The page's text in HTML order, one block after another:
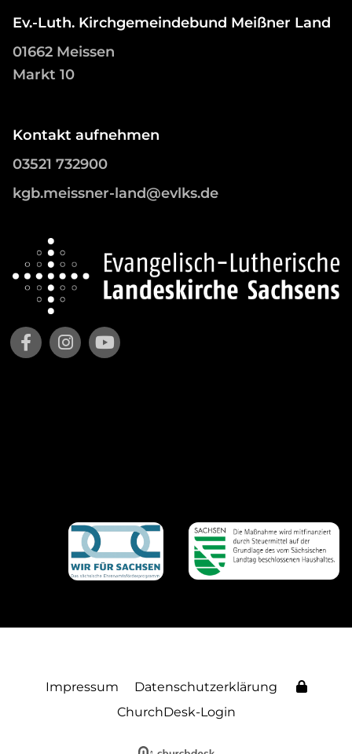
Ev.-Luth. Kirchgemeindebund Meißner Land
01662 Meissen
Markt 10
Kontakt aufnehmen
03521 732900
kgb.meissner-land@evlks.de
Impressum
Datenschutzerklärung
ChurchDesk-Login